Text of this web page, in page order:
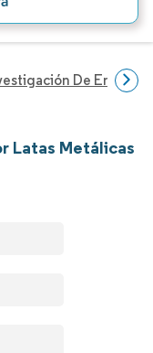
De Envases
Latas Metálicas